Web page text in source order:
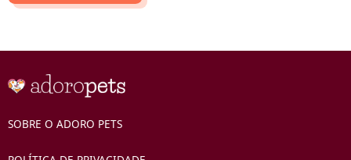
SOBRE O ADORO PETS